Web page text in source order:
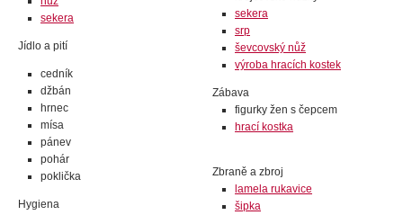
sekera
Jídlo a pití
cedník
džbán
hrnec
mísa
pánev
pohár
poklička
Hygiena
sekera
srp
ševcovský nůž
výroba hracích kostek
Zábava
figurky žen s čepcem
hrací kostka
Zbraně a zbroj
lamela rukavice
šipka